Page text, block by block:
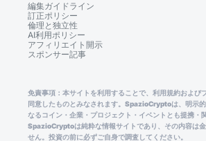
編集ガイドライン
訂正ポリシー
倫理と独立性
AI利用ポリシー
アフィリエイト開示
スポンサー記事
免責事項：本サイトを利用することで、利用規約および
同意したものとみなされます。SpazioCryptoは、明示
なるコイン・企業・プロジェクト・イベントとも提携・
SpazioCryptoは純粋な情報サイトであり、その内容は
せん。投資の前に必ずご自身で調査してください。